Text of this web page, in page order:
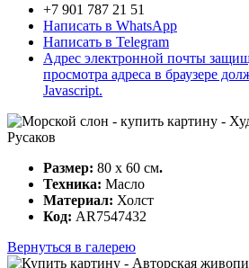
+7 901 787 21 51
Написать в WhatsApp
Написать в Telegram
Адрес электронной почты
просмотра адреса в браузере
Javascript.
Размер: 80 х 60 см.
Техника: Масло
Материал: Холст
Код: AR7547432
Вернуться в галерею